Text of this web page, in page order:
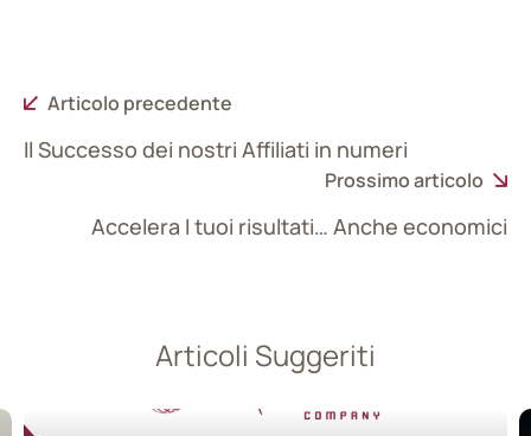
Articolo precedente
Il Successo dei nostri Affiliati in numeri
Prossimo articolo
Accelera I tuoi risultati… Anche economici
Articoli Suggeriti